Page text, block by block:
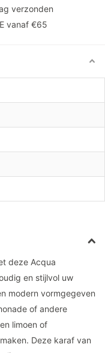
verzonden
vanaf €65
deze Acqua
en stijlvol uw
modern vormgegeven
of andere
limoen of
Deze karaf van